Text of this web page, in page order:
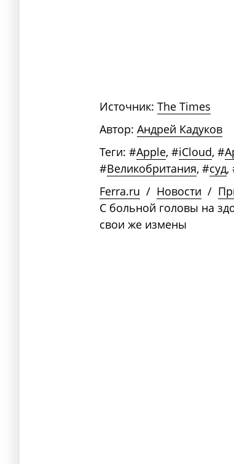
Источник: The Times
Автор: Андрей Кадуков
Теги: #Apple, #iCloud, #
#Великобритания, #суд,
Ferra.ru / Новости /
С больной головы на
свои же измены